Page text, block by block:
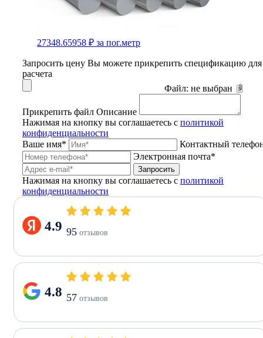
27348.65958 ₽ за пог.метр
Запросить цену Вы можете прикрепить спецификацию для
расчета
Файл: не выбран
Прикрепить файл Описание
Нажимая на кнопку вы соглашаетесь с политикой
конфиденциальности
Ваше имя*
Контактный
Электронная почта*
Запросить
Нажимая на кнопку вы соглашаетесь с политикой
конфиденциальности
4.9 95 отзывов
4.8 57 отзывов